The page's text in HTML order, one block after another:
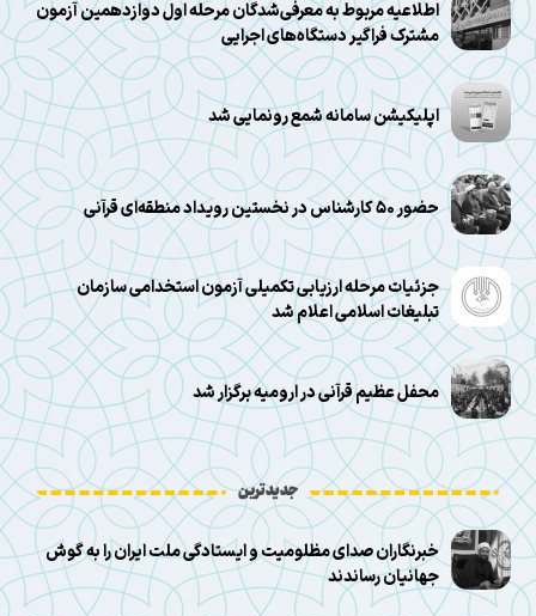
اطلاعیه مربوط به معرفی‌شدگان مرحله اول دوازدهمین آزمون
مشترک فراگیر دستگاه‌های اجرایی
اپلیکیشن سامانه شمع رونمایی شد
حضور ۵۰ کارشناس در نخستین رویداد منطقه‌ای قرآنی
جزئیات مرحله ارزیابی تکمیلی آزمون استخدامی سازمان
تبلیغات اسلامی اعلام شد
محفل عظیم قرآنی در ارومیه برگزار شد
جدیدترین
خبرنگاران صدای مظلومیت و ایستادگی ملت ایران را به گوش
جهانیان رساندند